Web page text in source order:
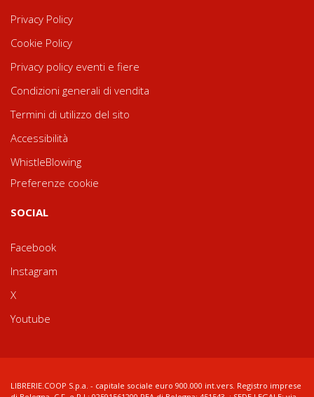
Privacy Policy
Cookie Policy
Privacy policy eventi e fiere
Condizioni generali di vendita
Termini di utilizzo del sito
Accessibilità
WhistleBlowing
Preferenze cookie
SOCIAL
Facebook
Instagram
X
Youtube
LIBRERIE.COOP S.p.a. - capitale sociale euro 900.000 int.vers. Registro imprese